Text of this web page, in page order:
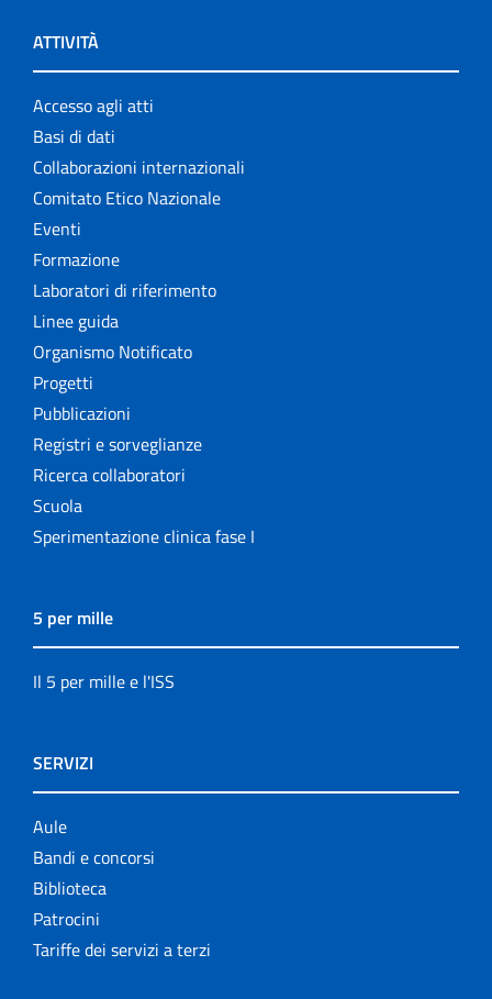
ATTIVITÀ
Accesso agli atti
Basi di dati
Collaborazioni internazionali
Comitato Etico Nazionale
Eventi
Formazione
Laboratori di riferimento
Linee guida
Organismo Notificato
Progetti
Pubblicazioni
Registri e sorveglianze
Ricerca collaboratori
Scuola
Sperimentazione clinica fase I
5 per mille
Il 5 per mille e l'ISS
SERVIZI
Aule
Bandi e concorsi
Biblioteca
Patrocini
Tariffe dei servizi a terzi